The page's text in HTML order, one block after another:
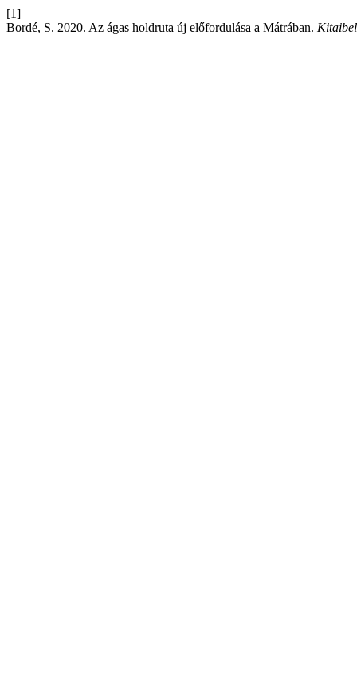
[1]
Bordé, S. 2020. Az ágas holdruta új előfordulása a Mátrában.